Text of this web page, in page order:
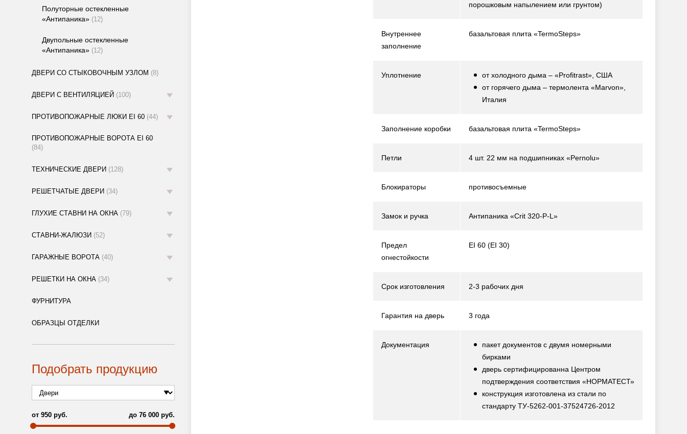
Полуторные остекленные
«Антипаника» (12)
Двупольные остекленные
«Антипаника» (12)
ДВЕРИ СО СТЫКОВОЧНЫМ УЗЛОМ (8)
ДВЕРИ С ВЕНТИЛЯЦИЕЙ (100)
ПРОТИВОПОЖАРНЫЕ ЛЮКИ EI 60 (44)
ПРОТИВОПОЖАРНЫЕ ВОРОТА EI 60
(84)
ТЕХНИЧЕСКИЕ ДВЕРИ (128)
РЕШЕТЧАТЫЕ ДВЕРИ (34)
ГЛУХИЕ СТАВНИ НА ОКНА (79)
СТАВНИ-ЖАЛЮЗИ (52)
ГАРАЖНЫЕ ВОРОТА (40)
РЕШЕТКИ НА ОКНА (34)
ФУРНИТУРА
ОБРАЗЦЫ ОТДЕЛКИ
Подобрать продукцию
от 950 руб. до 76 000 руб.
порошковым напылением или грунтом)
Внутреннее
заполнение
базальтовая плита «TermoSteps»
Уплотнение
от холодного дыма – «Profitrast», США
от горячего дыма – термолента «Marvon»,
Италия
Заполнение коробки базальтовая плита «TermoSteps»
Петли 4 шт. 22 мм на подшипниках «Pernolu»
Блокираторы противосъемные
Замок и ручка Антипаника «Crit 320-P-L»
Предел
огнестойкости
EI 60 (EI 30)
Срок изготовления 2-3 рабочих дня
Гарантия на дверь 3 года
Документация
пакет документов с двумя номерными
бирками
дверь сертифицированна Центром
подтверждения соответствия «НОРМАТЕСТ»
конструкция изготовлена из стали по
стандарту ТУ-5262-001-37524726-2012